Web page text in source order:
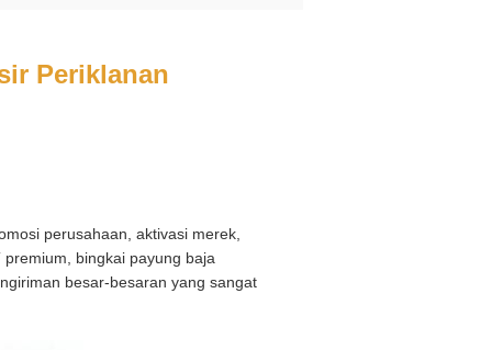
Periklanan
perusahaan, aktivasi merek,
bingkai payung baja
besar-besaran yang sangat